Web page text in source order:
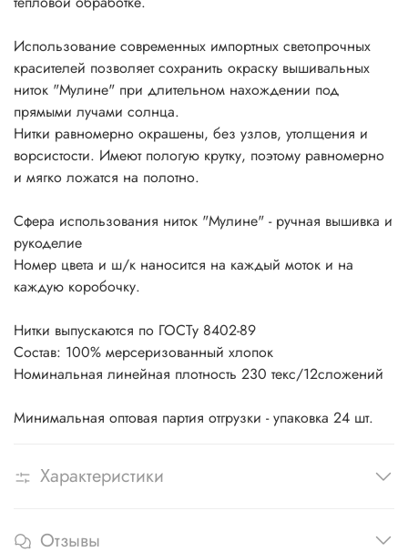
Использование современных импортных светопрочных
красителей позволяет сохранить окраску вышивальных
ниток "Мулине" при длительном нахождении под
прямыми лучами солнца.
Нитки равномерно окрашены, без узлов, утолщения и
ворсистости. Имеют пологую крутку, поэтому равномерно
и мягко ложатся на полотно.
Сфера использования ниток "Мулине" - ручная вышивка и
рукоделие
Номер цвета и ш/к наносится на каждый моток и на
каждую коробочку.
Нитки выпускаются по ГОСТу 8402-89
Состав: 100% мерсеризованный хлопок
Номинальная линейная плотность 230 текс/12сложений
Минимальная оптовая партия отгрузки - упаковка 24 шт.
Характеристики
Отзывы